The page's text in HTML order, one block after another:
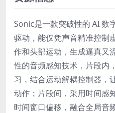
Sonic是一款突破性的 AI 数
驱动，能仅凭声音精准控制
作和头部运动，生成逼真又
性的音频感知技术，片段内
习，结合运动解耦控制器，
动作；片段间，采用时间感
时间窗口偏移，融合全局音